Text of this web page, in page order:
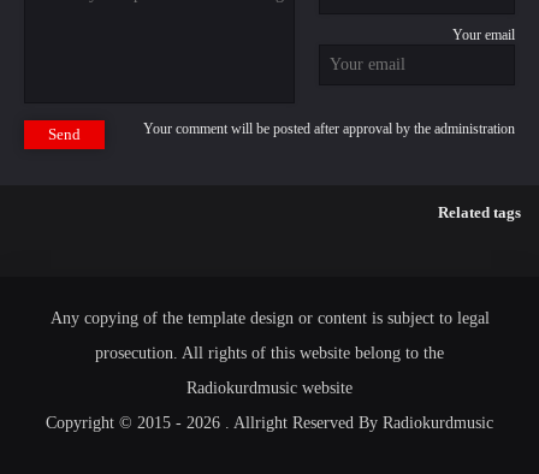
Your email
Your comment will be posted after approval by the administration
Send
Related tags
Any copying of the template design or content is subject to legal
prosecution. All rights of this website belong to the
Radiokurdmusic website
Copyright © 2015 - 2026 . Allright Reserved By Radiokurdmusic